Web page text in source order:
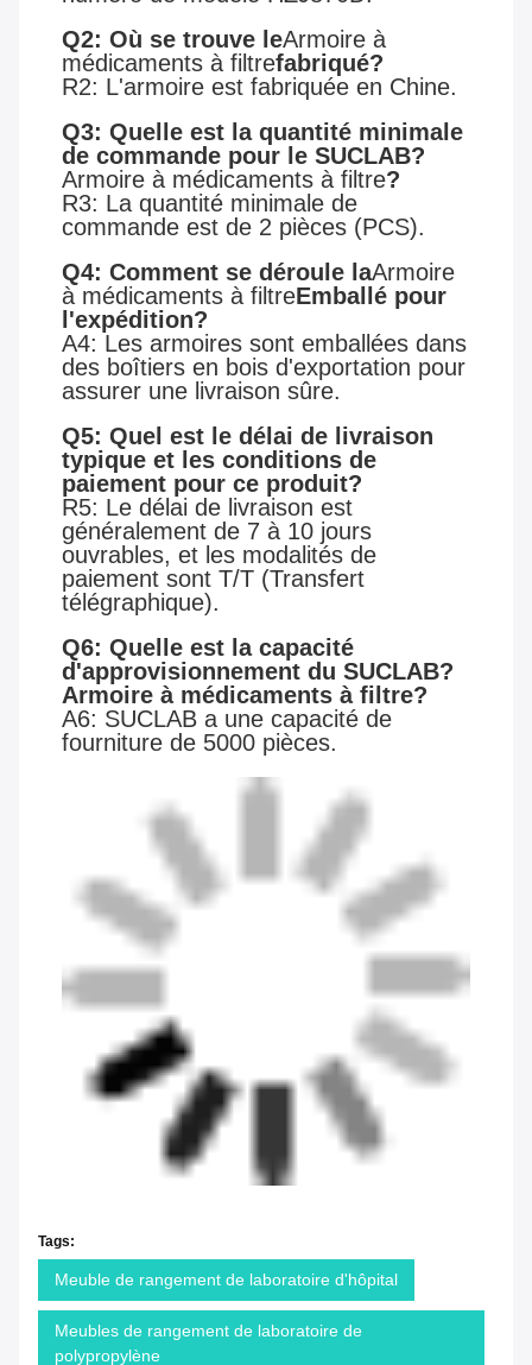
Q2: Où se trouve leArmoire à
médicaments à filtrefabriqué?
R2: L'armoire est fabriquée en Chine.
Q3: Quelle est la quantité minimale
de commande pour le SUCLAB?
Armoire à médicaments à filtre?
R3: La quantité minimale de
commande est de 2 pièces (PCS).
Q4: Comment se déroule laArmoire
à médicaments à filtreEmballé pour
l'expédition?
A4: Les armoires sont emballées dans
des boîtiers en bois d'exportation pour
assurer une livraison sûre.
Q5: Quel est le délai de livraison
typique et les conditions de
paiement pour ce produit?
R5: Le délai de livraison est
généralement de 7 à 10 jours
ouvrables, et les modalités de
paiement sont T/T (Transfert
télégraphique).
Q6: Quelle est la capacité
d'approvisionnement du SUCLAB?
Armoire à médicaments à filtre?
A6: SUCLAB a une capacité de
fourniture de 5000 pièces.
Tags:
Meuble de rangement de laboratoire d'hôpital
Meubles de rangement de laboratoire de
polypropylène